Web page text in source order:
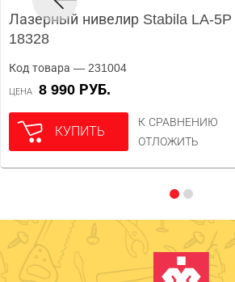
Лазерный нивелир Stabila LA-
18328
Код товара — 231004
ЦЕНА 8 990 РУБ.
КУПИТЬ
К СРАВНЕНИЮ
ОТЛОЖИТЬ